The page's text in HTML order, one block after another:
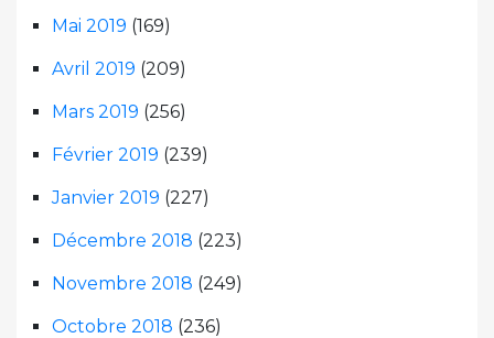
Mai 2019 (169)
Avril 2019 (209)
Mars 2019 (256)
Février 2019 (239)
Janvier 2019 (227)
Décembre 2018 (223)
Novembre 2018 (249)
Octobre 2018 (236)